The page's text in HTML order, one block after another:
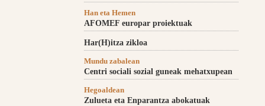
Han eta Hemen
AFOMEF europar proiektuak
Har(H)itza zikloa
Mundu zabalean
Centri sociali sozial guneak mehatxupean
Hegoaldean
Zulueta eta Enparantza abokatuak